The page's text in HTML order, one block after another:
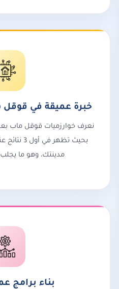
خبرة عميقة في قوقل
نعرف خوارزميات قوقل ماب
بحيث
مدينتك، وهو ما يجلب 70% من
بناء برامج